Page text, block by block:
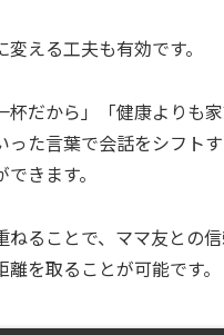
える工夫も有効です。
杯だから」「健康よりも
た言葉で会話をシフトす
きます。
ねることで、ママ友との
を取ることが可能です。